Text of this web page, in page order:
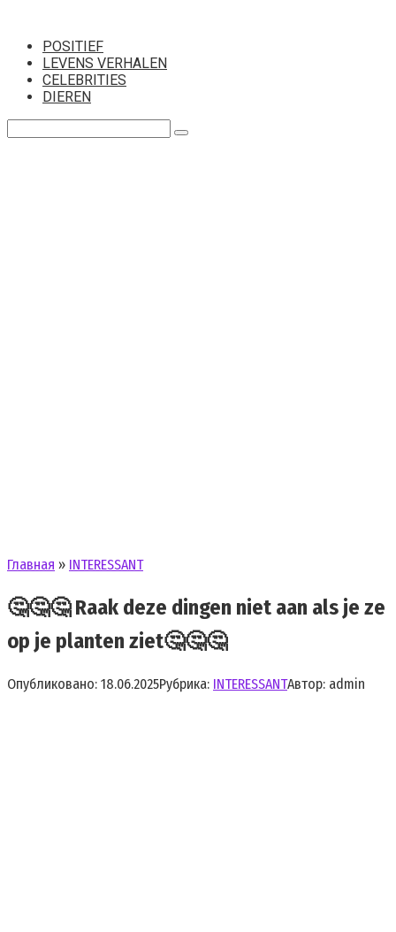
контентуPOSITIEF
LEVENS VERHALEN
CELEBRITIES
DIEREN
Главная » INTERESSANT
🤔🤔🤔 Raak deze dingen niet aan als je ze
op je planten ziet🤔🤔🤔
Опубликовано: 18.06.2025Рубрика: INTERESSANTАвтор: admin